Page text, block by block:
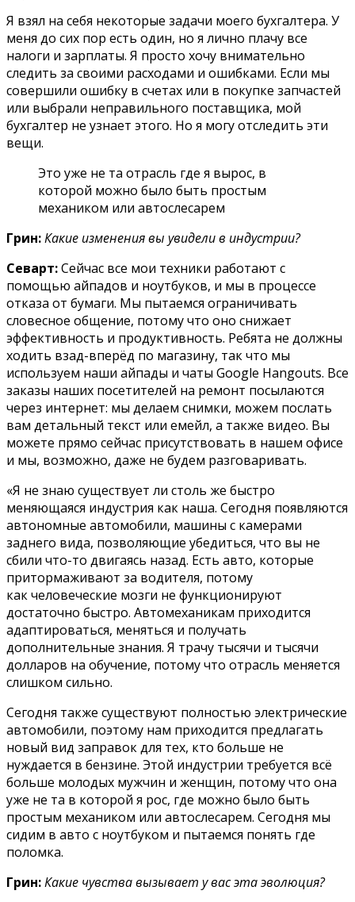
Я взял на себя некоторые задачи моего бухгалтера. У
меня до сих пор есть один, но я лично плачу все
налоги и зарплаты. Я просто хочу внимательно
следить за своими расходами и ошибками. Если мы
совершили ошибку в счетах или в покупке запчастей
или выбрали неправильного поставщика, мой
бухгалтер не узнает этого. Но я могу отследить эти
вещи.
Это уже не та отрасль где я вырос, в
которой можно было быть простым
механиком или автослесарем
Грин:Какие изменения вы увидели в индустрии?
Севарт:Сейчас все мои техники работают с
помощью айпадов и ноутбуков, и мы в процессе
отказа от бумаги. Мы пытаемся ограничивать
словесное общение, потому что оно снижает
эффективность и продуктивность. Ребята не должны
ходить взад-вперёд по магазину, так что мы
используем наши айпады и чаты Google Hangouts. Все
заказы наших посетителей на ремонт посылаются
через интернет: мы делаем снимки, можем послать
вам детальный текст или емейл, а также видео. Вы
можете прямо сейчас присутствовать в нашем офисе
и мы, возможно, даже не будем разговаривать.
«Я не знаю существует ли столь же быстро
меняющаяся индустрия как наша. Сегодня появляются
автономные автомобили, машины с камерами
заднего вида, позволяющие убедиться, что вы не
сбили что-то двигаясь назад. Есть авто, которые
притормаживают за водителя, потому
как человеческие мозги не функционируют
достаточно быстро. Автомеханикам приходится
адаптироваться, меняться и получать
дополнительные знания. Я трачу тысячи и тысячи
долларов на обучение, потому что отрасль меняется
слишком сильно.
Сегодня также существуют полностью электрические
автомобили, поэтому нам приходится предлагать
новый вид заправок для тех, кто больше не
нуждается в бензине. Этой индустрии требуется всё
больше молодых мужчин и женщин, потому что она
уже не та в которой я рос, где можно было быть
простым механиком или автослесарем. Сегодня мы
сидим в авто с ноутбуком и пытаемся понять где
поломка.
Грин:Какие чувства вызывает у вас эта эволюция?